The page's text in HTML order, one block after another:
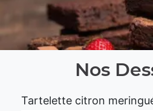
Nos
Tartelette citron